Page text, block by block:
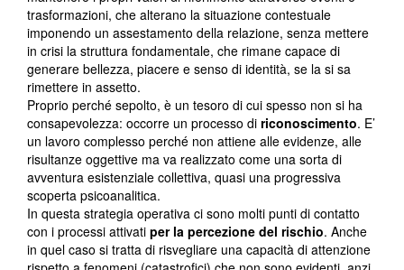
trasformazioni, che alterano la situazione contestuale
imponendo un assestamento della relazione, senza mettere
in crisi la struttura fondamentale, che rimane capace di
generare bellezza, piacere e senso di identità, se la si sa
rimettere in assetto.
Proprio perché sepolto, è un tesoro di cui spesso non si ha
consapevolezza: occorre un processo di riconoscimento. E’
un lavoro complesso perché non attiene alle evidenze, alle
risultanze oggettive ma va realizzato come una sorta di
avventura esistenziale collettiva, quasi una progressiva
scoperta psicoanalitica.
In questa strategia operativa ci sono molti punti di contatto
con i processi attivati per la percezione del rischio. Anche
in quel caso si tratta di risvegliare una capacità di attenzione